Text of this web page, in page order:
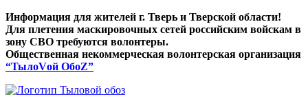
Информация для жителей г. Тверь и Тверской области!
Для плетения маскировочных сетей российским войскам в
зону СВО требуются волонтеры.
Общественная некоммерческая волонтерская организация
“ТылоVой ОбоZ”